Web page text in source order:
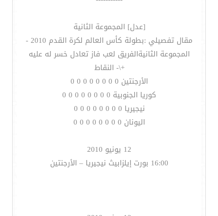
[عدل] المجموعة الثانية
مقال تفصيلي :بطولة كأس العالم لكرة القدم 2010 -
المجموعة الثانيةالفريق لعب فاز تعادل خسر له عليه
+\- النقاط
الأرجنتين 0 0 0 0 0 0 0 0
كوريا الجنوبية 0 0 0 0 0 0 0 0
نيجيريا 0 0 0 0 0 0 0 0
اليونان 0 0 0 0 0 0 0 0
12 يونيو 2010
16:00 بورت إيلزابيث نيجيريا – الأرجنتين